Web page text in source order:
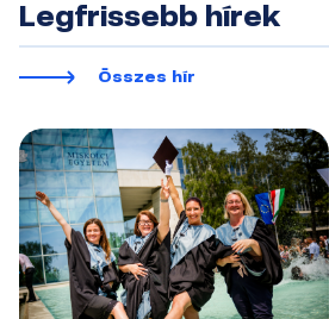
Legfrissebb hírek
Összes hír